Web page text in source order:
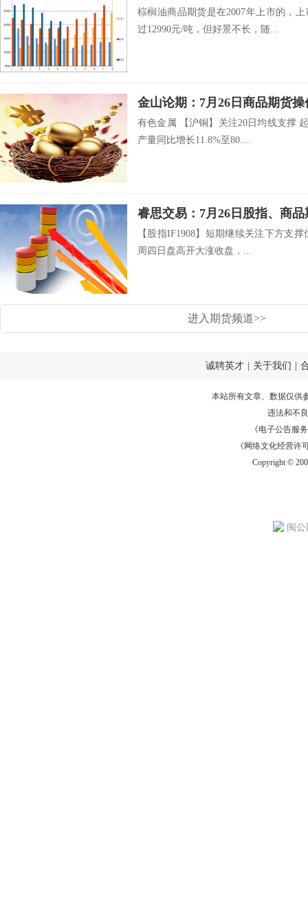
棕榈油商品期货是在2007年上市的，
过12990元/吨，但好景不长，随...
金山论期：7月26日商品期货操
有色金属 【沪铜】关注20日均线支撑
产量同比增长11.8%至80....
睿思交易：7月26日股指、商
【股指IF1908】短期继续关注下方支
周四日盘高开大涨收盘，...
进入期货频道>>
诚聘英才 关于我们
本站所有文章、数据仅供
违法和不
《电子公告服务
《网络文化经营许
Copyright ©
闽公